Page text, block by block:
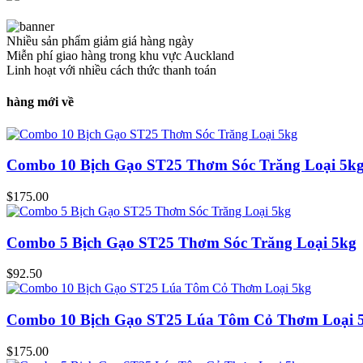
Nhiều sản phẩm giảm giá hàng ngày
Miễn phí giao hàng trong khu vực Auckland
Linh hoạt với nhiều cách thức thanh toán
hàng mới về
Combo 10 Bịch Gạo ST25 Thơm Sóc Trăng Loại
$175.00
Combo 5 Bịch Gạo ST25 Thơm Sóc Trăng Loại 5kg
$92.50
Combo 10 Bịch Gạo ST25 Lúa Tôm Cỏ Thơm Loại
$175.00